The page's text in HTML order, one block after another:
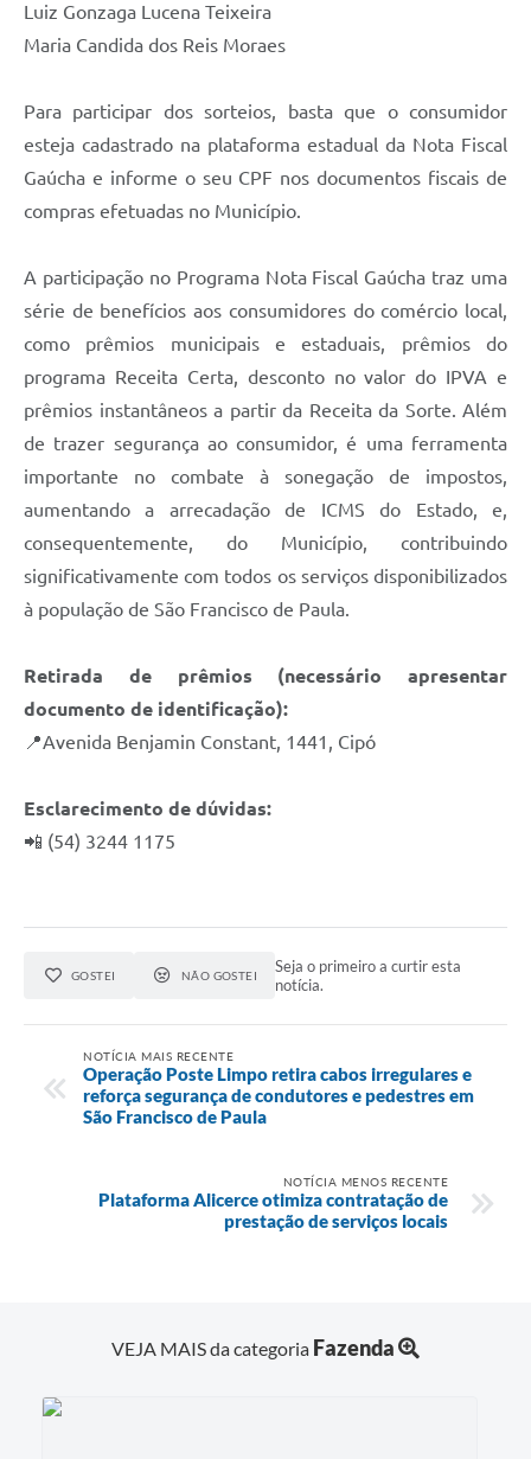
Relatório de gestão fiscal
Gestão Fiscal
Contratos
Colaborador
Veículos
Imóveis locados
Imóveis territorial
Imóveis predial
GERAR BOLETO DE IPTU/ISS/ALVARÁ/CERTIDÕES
Dúvidas frequentes
câmara de vereadores
Galeria de Fotos
Audiências Públicas
Editais
Luiz Gonzaga Lucena Teixeira
Maria Candida dos Reis Moraes
Para participar dos sorteios, basta que o consumidor
esteja cadastrado na plataforma estadual da Nota Fiscal
Gaúcha e informe o seu CPF nos documentos fiscais de
compras efetuadas no Município.
A participação no Programa Nota Fiscal Gaúcha traz uma
série de benefícios aos consumidores do comércio local,
como prêmios municipais e estaduais, prêmios do
programa Receita Certa, desconto no valor do IPVA e
prêmios instantâneos a partir da Receita da Sorte. Além
de trazer segurança ao consumidor, é uma ferramenta
importante no combate à sonegação de impostos,
aumentando a arrecadação de ICMS do Estado, e,
consequentemente, do Município, contribuindo
significativamente com todos os serviços disponibilizados
à população de São Francisco de Paula.
Retirada de prêmios (necessário apresentar
documento de identificação):
📍Avenida Benjamin Constant, 1441, Cipó
Esclarecimento de dúvidas:
📲 (54) 3244 1175
GOSTEI NÃO GOSTEI
Seja o primeiro a curtir esta
notícia.
NOTÍCIA MAIS RECENTE
Operação Poste Limpo retira cabos irregulares e
reforça segurança de condutores e pedestres em
São Francisco de Paula
NOTÍCIA MENOS RECENTE
Plataforma Alicerce otimiza contratação de
prestação de serviços locais
VEJA MAIS da categoria Fazenda